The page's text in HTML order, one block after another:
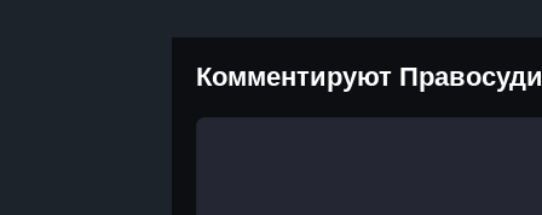
Комментируют